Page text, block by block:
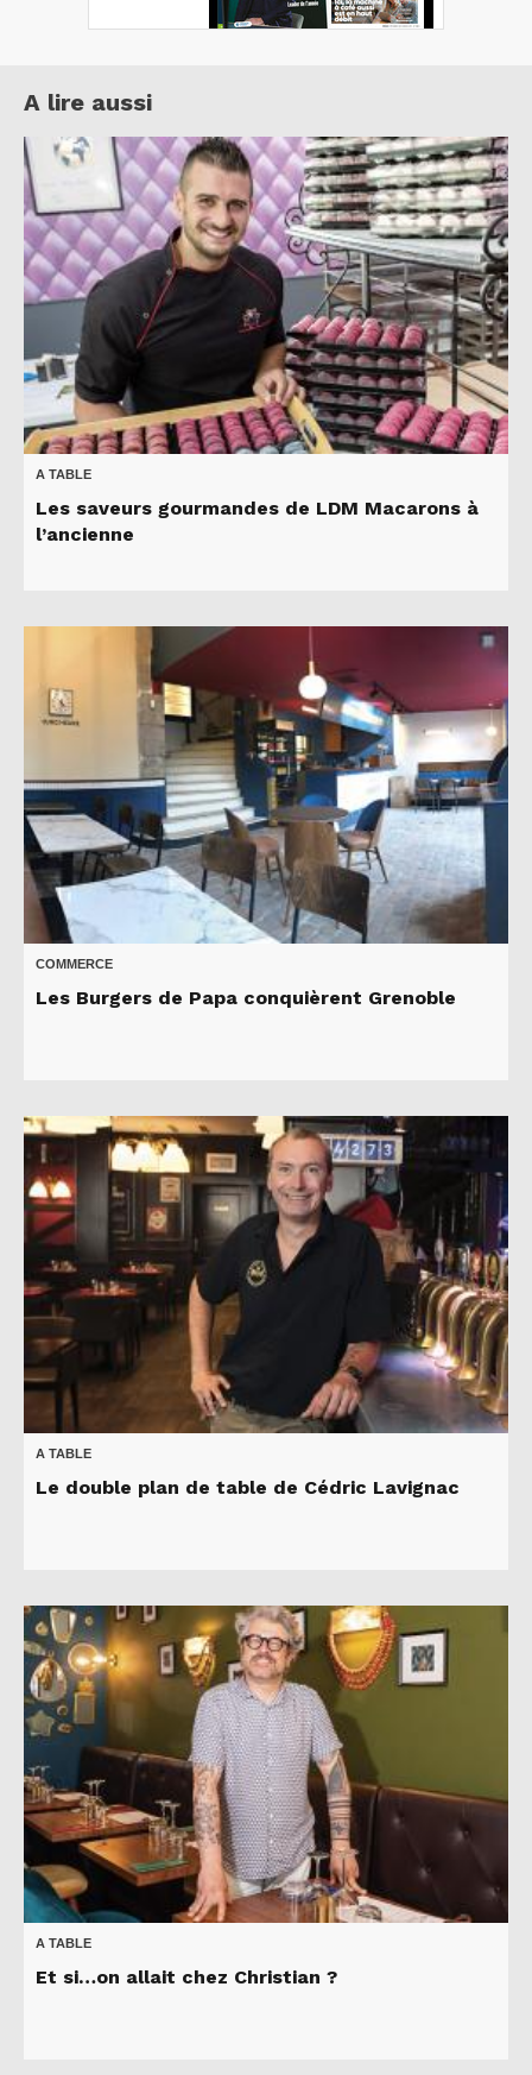
A lire aussi
A TABLE
Les saveurs gourmandes de LDM Macarons à
l’ancienne
COMMERCE
Les Burgers de Papa conquièrent Grenoble
A TABLE
Le double plan de table de Cédric Lavignac
A TABLE
Et si…on allait chez Christian ?